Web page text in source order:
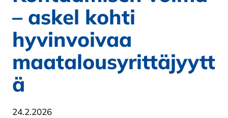
– askel kohti
hyvinvoivaa
maatalousyrittäjyytt
ä
24.2.2026